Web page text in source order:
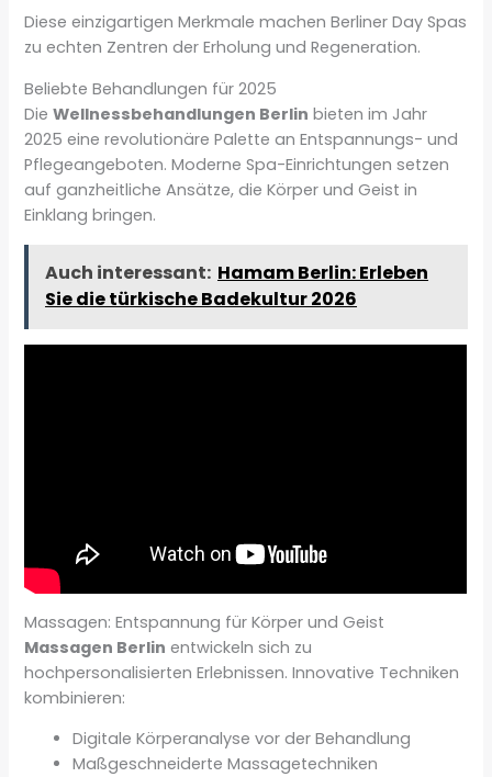
Diese einzigartigen Merkmale machen Berliner Day Spas
zu echten Zentren der Erholung und Regeneration.
Beliebte Behandlungen für 2025
DieWellnessbehandlungen Berlin bieten im Jahr
2025 eine revolutionäre Palette an Entspannungs- und
Pflegeangeboten. Moderne Spa-Einrichtungen setzen
auf ganzheitliche Ansätze, die Körper und Geist in
Einklang bringen.
Auch interessant: Hamam Berlin: Erleben
Sie die türkische Badekultur 2026
Massagen: Entspannung für Körper und Geist
Massagen Berlin entwickeln sich zu
hochpersonalisierten Erlebnissen. Innovative Techniken
kombinieren:
Digitale Körperanalyse vor der Behandlung
Maßgeschneiderte Massagetechniken